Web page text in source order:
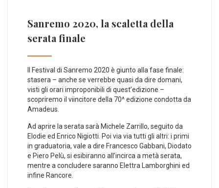
Sanremo 2020, la scaletta della
serata finale
Il Festival di Sanremo 2020 è giunto alla fase finale:
stasera – anche se verrebbe quasi da dire domani,
visti gli orari improponibili di quest’edizione –
scopriremo il viincitore della 70^ edizione condotta da
Amadeus.
Ad aprire la serata sarà Michele Zarrillo, seguito da
Elodie ed Enrico Nigiotti. Poi via via tutti gli altri: i primi
in graduatoria, vale a dire Francesco Gabbani, Diodato
e Piero Pelù, si esibiranno all’incirca a metà serata,
mentre a concludere saranno Elettra Lamborghini ed
infine Rancore.